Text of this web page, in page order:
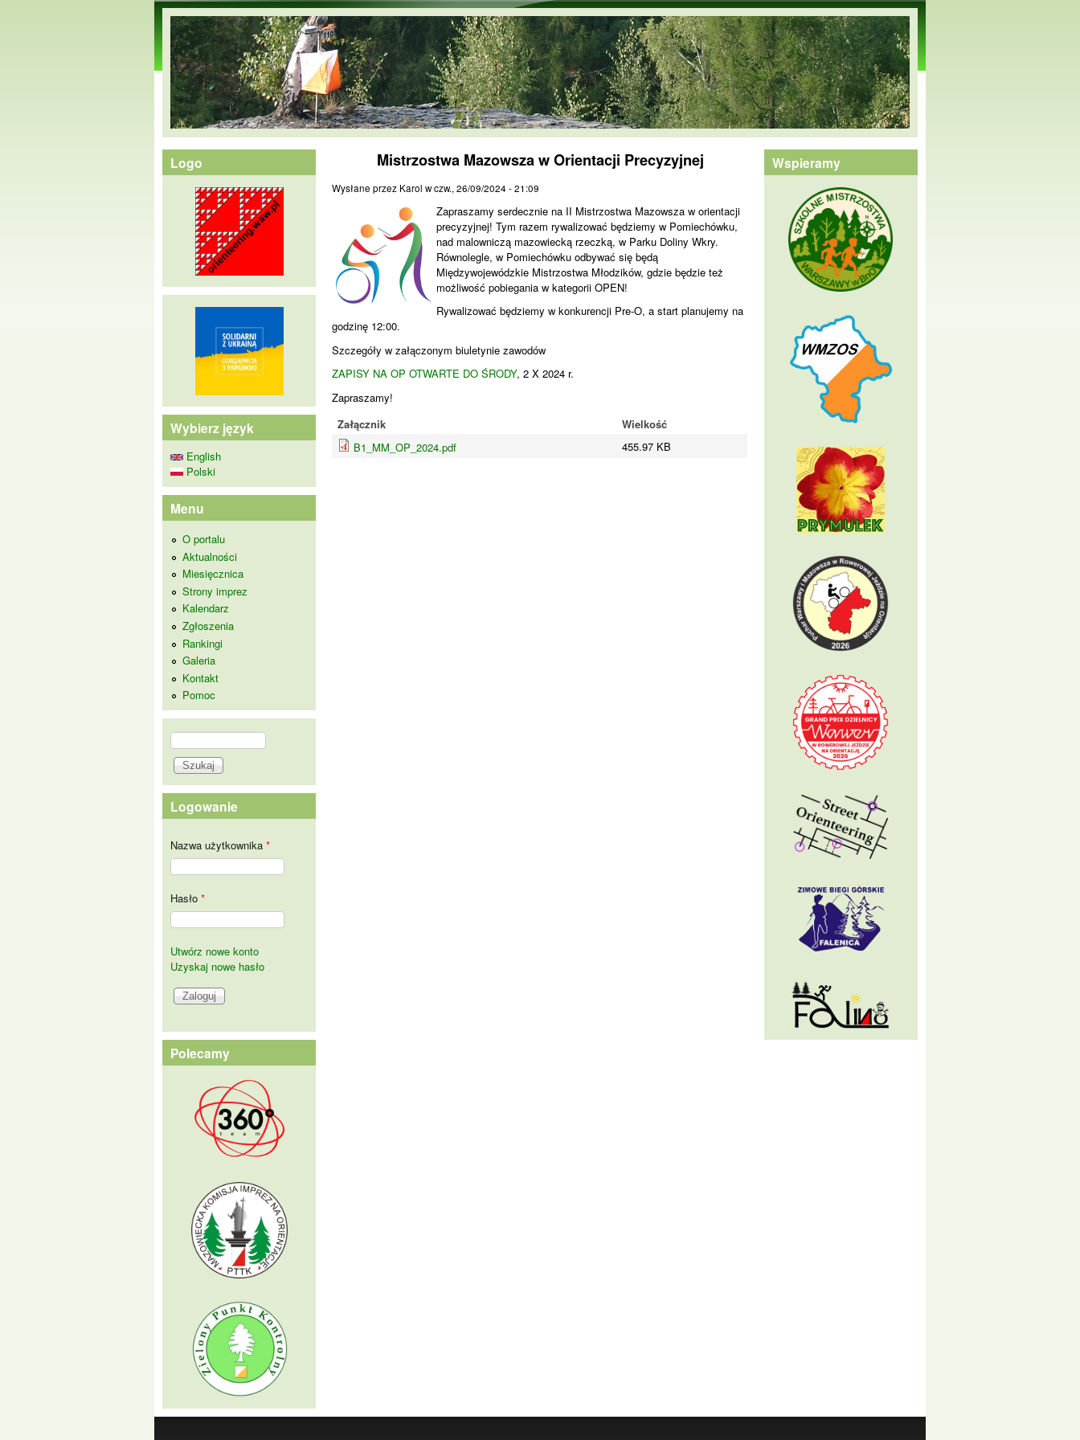
Przejdź do treści
orienteering.waw.pl
Mistrzostwa Mazowsza w Orientacji Precyzyjnej
Wysłane przez Karol wczw., 26/09/2024 - 21:09
Zapraszamy serdecznie na II Mistrzostwa Mazowsza w orientacji
precyzyjnej! Tym razem rywalizować będziemy w Pomiechówku,
nad malowniczą mazowiecką rzeczką, w Parku Doliny Wkry.
Równolegle, w Pomiechówku odbywać się będą
Międzywojewódzkie Mistrzostwa Młodzików, gdzie będzie też
możliwość pobiegania w kategorii OPEN!
Rywalizować będziemy w konkurencji Pre-O, a start planujemy na
godzinę 12:00.
Szczegóły w załączonym biuletynie zawodów
ZAPISY NA OP OTWARTE DO ŚRODY, 2 X 2024 r.
Zapraszamy!
Załącznik
Wielkość
B1_MM_OP_2024.pdf
455.97 KB
Logo
Wybierz język
English
Polski
Menu
O portalu
Aktualności
Miesięcznica
Strony imprez
Kalendarz
Zgłoszenia
Rankingi
Galeria
Kontakt
Pomoc
Formularz wyszukiwania
Szukaj
Logowanie
Nazwa użytkownika *
Hasło *
Utwórz nowe konto
Uzyskaj nowe hasło
Polecamy
Wspieramy